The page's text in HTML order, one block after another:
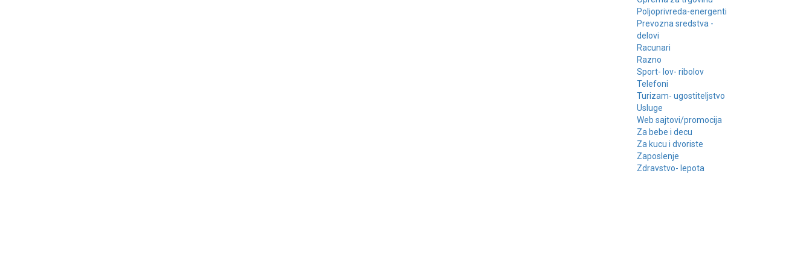
Poljoprivreda-energenti
Prevozna sredstva -
delovi
Racunari
Razno
Sport- lov- ribolov
Telefoni
Turizam- ugostiteljstvo
Usluge
Web sajtovi/promocija
Za bebe i decu
Za kucu i dvoriste
Zaposlenje
Zdravstvo- lepota